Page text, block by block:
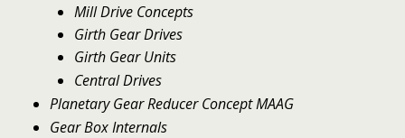
Mill Drive Concepts
Girth Gear Drives
Girth Gear Units
Central Drives
Planetary Gear Reducer Concept MAAG
Gear Box Internals